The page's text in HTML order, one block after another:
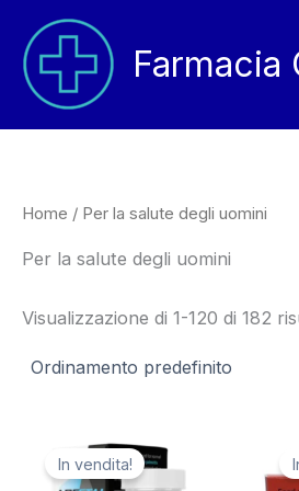
contenuto
Farmacia
Home / Per la salute degli uomini
Per la salute degli uomini
Visualizzazione di 1-120 di 182
In vendita!